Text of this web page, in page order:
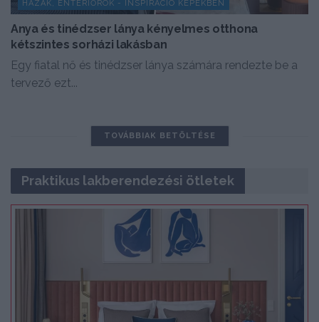
HÁZAK, ENTERIŐRÖK - INSPIRÁCIÓ KÉPEKBEN
Anya és tinédzser lánya kényelmes otthona
kétszintes sorházi lakásban
Egy fiatal nő és tinédzser lánya számára rendezte be a
tervező ezt...
TOVÁBBIAK BETÖLTÉSE
Praktikus lakberendezési ötletek